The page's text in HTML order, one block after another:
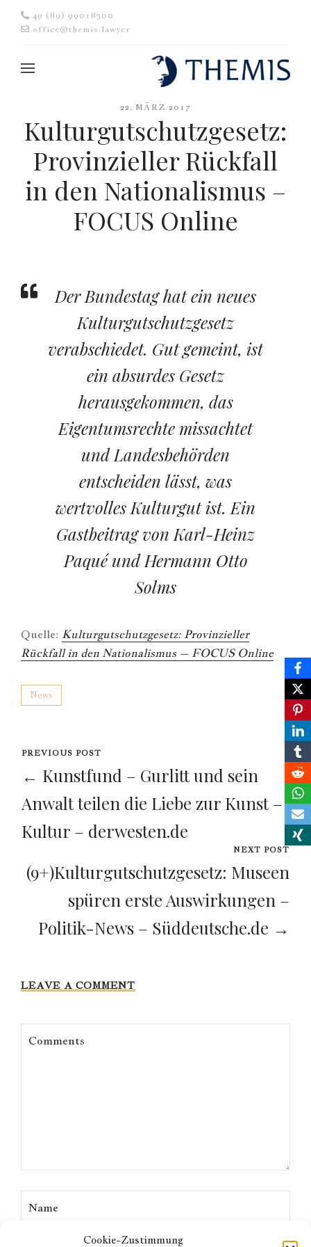
Cookie-Zustimmung
49 (89) 99018300
office@themis.lawyer
22. MÄRZ 2017
Kulturgutschutzgesetz:
Provinzieller Rückfall
in den Nationalismus –
FOCUS Online
Der Bundestag hat ein neues
Kulturgutschutzgesetz
verabschiedet. Gut gemeint, ist
ein absurdes Gesetz
herausgekommen, das
Eigentumsrechte missachtet
und Landesbehörden
entscheiden lässt, was
wertvolles Kulturgut ist. Ein
Gastbeitrag von Karl-Heinz
Paqué und Hermann Otto
Solms
Quelle: Kulturgutschutzgesetz: Provinzieller
Rückfall in den Nationalismus – FOCUS Online
News
PREVIOUS POST
← Kunstfund – Gurlitt und sein
Anwalt teilen die Liebe zur Kunst –
Kultur – derwesten.de
NEXT POST
(9+)Kulturgutschutzgesetz: Museen
spüren erste Auswirkungen –
Politik-News – Süddeutsche.de →
LEAVE A COMMENT